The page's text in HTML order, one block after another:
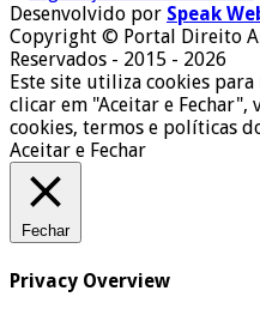
Desenvolvido por Speak
Copyright © Portal Direito
Reservados - 2015 - 2026
Este site utiliza cookies
clicar em "Aceitar e Fechar",
cookies, termos e políticas
Aceitar e Fechar
Fechar
Privacy Overview